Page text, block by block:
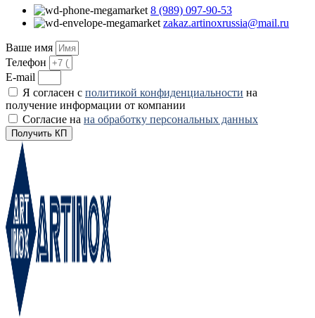
8 (989) 097-90-53
zakaz.artinoxrussia@mail.ru
Ваше имя
Телефон
E-mail
Я согласен с политикой конфиденциальности на
получение информации от компании
Согласие на на обработку персональных данных
Получить КП